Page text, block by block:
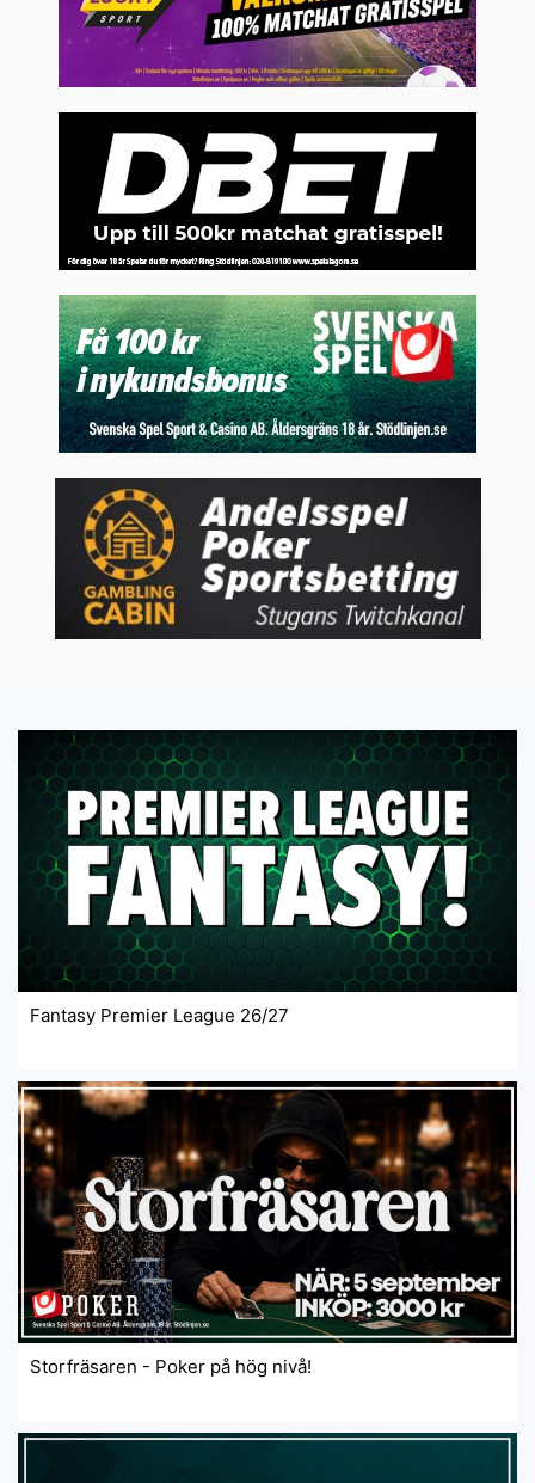
Fantasy Premier League 26/27
Storfräsaren - Poker på hög nivå!